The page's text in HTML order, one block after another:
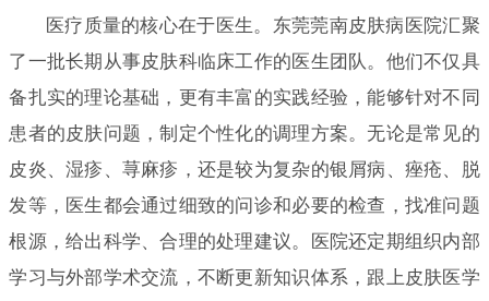
医疗质量的核心在于医生。东莞莞南皮肤病医院汇聚
了一批长期从事皮肤科临床工作的医生团队。他们不仅具
备扎实的理论基础，更有丰富的实践经验，能够针对不同
患者的皮肤问题，制定个性化的调理方案。无论是常见的
皮炎、湿疹、荨麻疹，还是较为复杂的银屑病、痤疮、脱
发等，医生都会通过细致的问诊和必要的检查，找准问题
根源，给出科学、合理的处理建议。医院还定期组织内部
学习与外部学术交流，不断更新知识体系，跟上皮肤医学